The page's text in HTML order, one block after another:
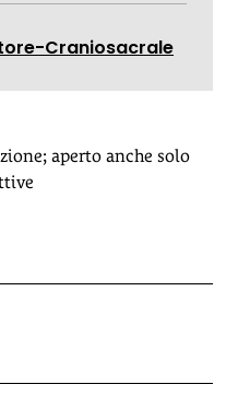
Craniosacrale
aperto anche solo